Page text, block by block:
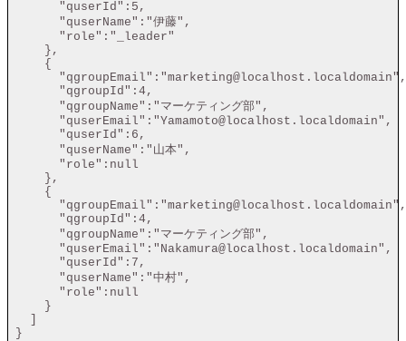
       "quserId":5,
       "quserName":"伊藤",
       "role":"_leader"
     },
     {
       "qgroupEmail":"marketing@localhost.localdomain",
       "qgroupId":4,
       "qgroupName":"マーケティング部",
       "quserEmail":"Yamamoto@localhost.localdomain",
       "quserId":6,
       "quserName":"山本",
       "role":null
     },
     {
       "qgroupEmail":"marketing@localhost.localdomain",
       "qgroupId":4,
       "qgroupName":"マーケティング部",
       "quserEmail":"Nakamura@localhost.localdomain",
       "quserId":7,
       "quserName":"中村",
       "role":null
     }
   ]
}